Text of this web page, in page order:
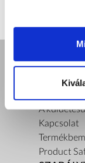
A
A
Kapcsolat
Product